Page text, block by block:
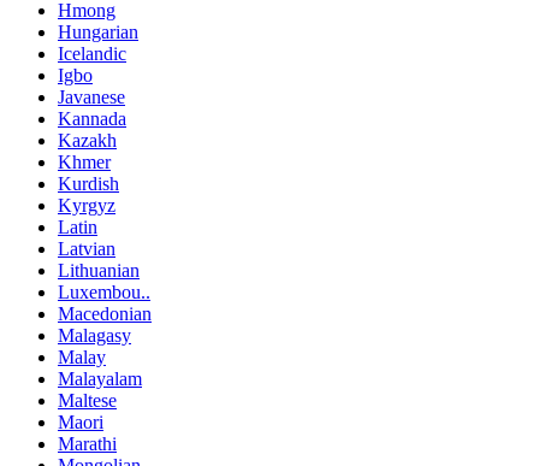
Hmong
Hungarian
Icelandic
Igbo
Javanese
Kannada
Kazakh
Khmer
Kurdish
Kyrgyz
Latin
Latvian
Lithuanian
Luxembou..
Macedonian
Malagasy
Malay
Malayalam
Maltese
Maori
Marathi